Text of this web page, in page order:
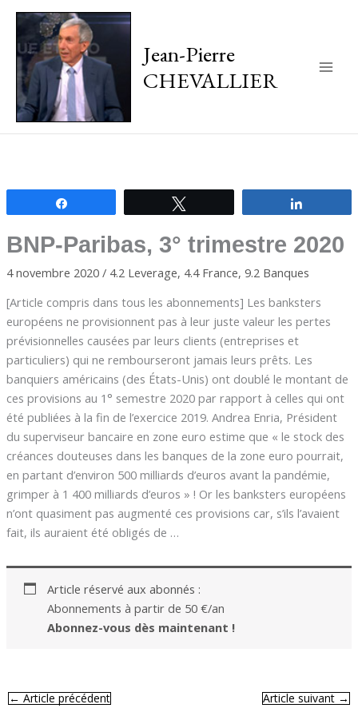
Jean-Pierre
CHEVALLIER
BNP-Paribas, 3° trimestre 2020
4 novembre 2020 / 4.2 Leverage, 4.4 France, 9.2 Banques
[Article compris dans tous les abonnements] Les banksters
européens ne provisionnent pas à leur juste valeur les pertes
prévisionnelles causées par leurs clients (entreprises et
particuliers) qui ne rembourseront jamais leurs prêts. Les
banquiers américains (des États-Unis) ont doublé le montant de
ces provisions au 1° semestre 2020 par rapport à celles qui ont
été publiées à la fin de l’exercice 2019. Andrea Enria, Président
du superviseur bancaire en zone euro estime que « le stock des
créances douteuses dans les banques de la zone euro pourrait,
en partant d’environ 500 milliards d’euros avant la pandémie,
grimper à 1 400 milliards d’euros » ! Or les banksters européens
n’ont quasiment pas augmenté ces provisions car, s’ils l’avaient
fait, ils auraient été obligés de …
Article réservé aux abonnés :
Abonnements à partir de 50 €/an
Abonnez-vous dès maintenant !
←Article précédent Article suivant→